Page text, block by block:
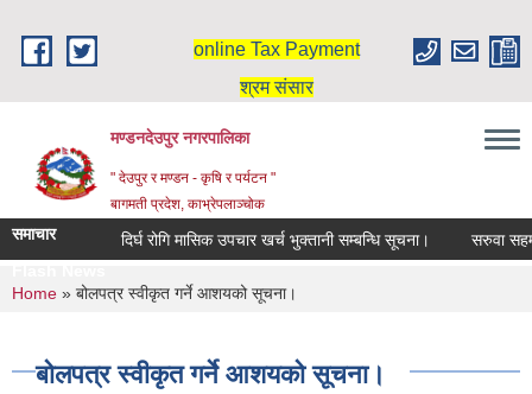
online Tax Payment
श्रम संसार
मण्डनदेउपुर नगरपालिका
" देउपुर र मण्डन - कृषि र पर्यटन "
बागमती प्रदेश, काभ्रेपलाञ्चोक
समाचार दिर्घ रोगि मासिक उपचार खर्च भुक्तानी सम्बन्धि सूचना।
सरुवा
You are here
Home » बोलपत्र स्वीकृत गर्ने आशयको सूचना।
बोलपत्र स्वीकृत गर्ने आशयको सूचना।